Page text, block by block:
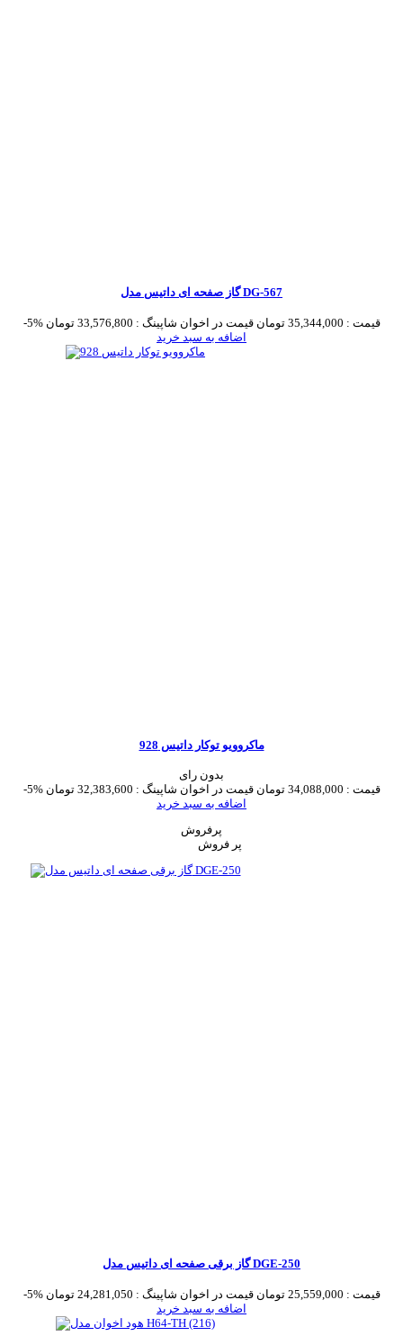
گاز صفحه ای داتیس مدل DG-567
-5% قیمت : 35,344,000 تومان قیمت در اخوان شاپینگ : 33,576,800 تومان
اضافه به سبد خرید
ماکروویو توکار داتیس 928
بدون رای
-5%
قیمت : 34,088,000 تومان قیمت در اخوان شاپینگ : 32,383,600 تومان
اضافه به سبد خرید
پرفروش
گاز برقی صفحه ای داتیس مدل DGE-250
-5% قیمت : 25,559,000 تومان قیمت در اخوان شاپینگ : 24,281,050 تومان
اضافه به سبد خرید